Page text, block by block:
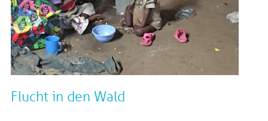
Flucht in den Wald